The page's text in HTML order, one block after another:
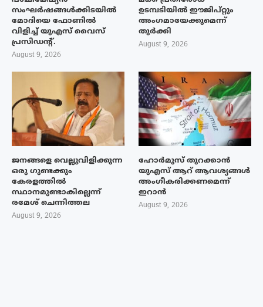
സംഘര്‍ഷങ്ങള്‍ക്കിടയിൽ
മോദിയെ ഫോണില്‍
വിളിച്ച് യുഎസ് വൈസ്
പ്രസിഡന്റ്.
August 9, 2026
ഉടമ്പടിയിൽ ഈജിപ്റ്റും
അംഗമായേക്കുമെന്ന്
തുർക്കി
August 9, 2026
ജനങ്ങളെ വെല്ലുവിളിക്കുന്ന
ഒരു ഗുണ്ടക്കും
കേരളത്തിൽ
സ്ഥാനമുണ്ടാകില്ലെന്ന്
രമേശ് ചെന്നിത്തല
August 9, 2026
ഹോർമുസ് തുറക്കാൻ
യുഎസ് ആറ് ആവശ്യങ്ങൾ
അംഗീകരിക്കണമെന്ന്
ഇറാൻ
August 9, 2026